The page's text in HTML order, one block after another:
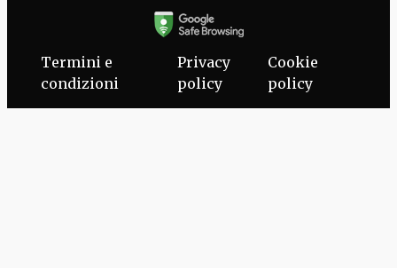
Termini e
condizioni
Privacy
policy
Cookie
policy